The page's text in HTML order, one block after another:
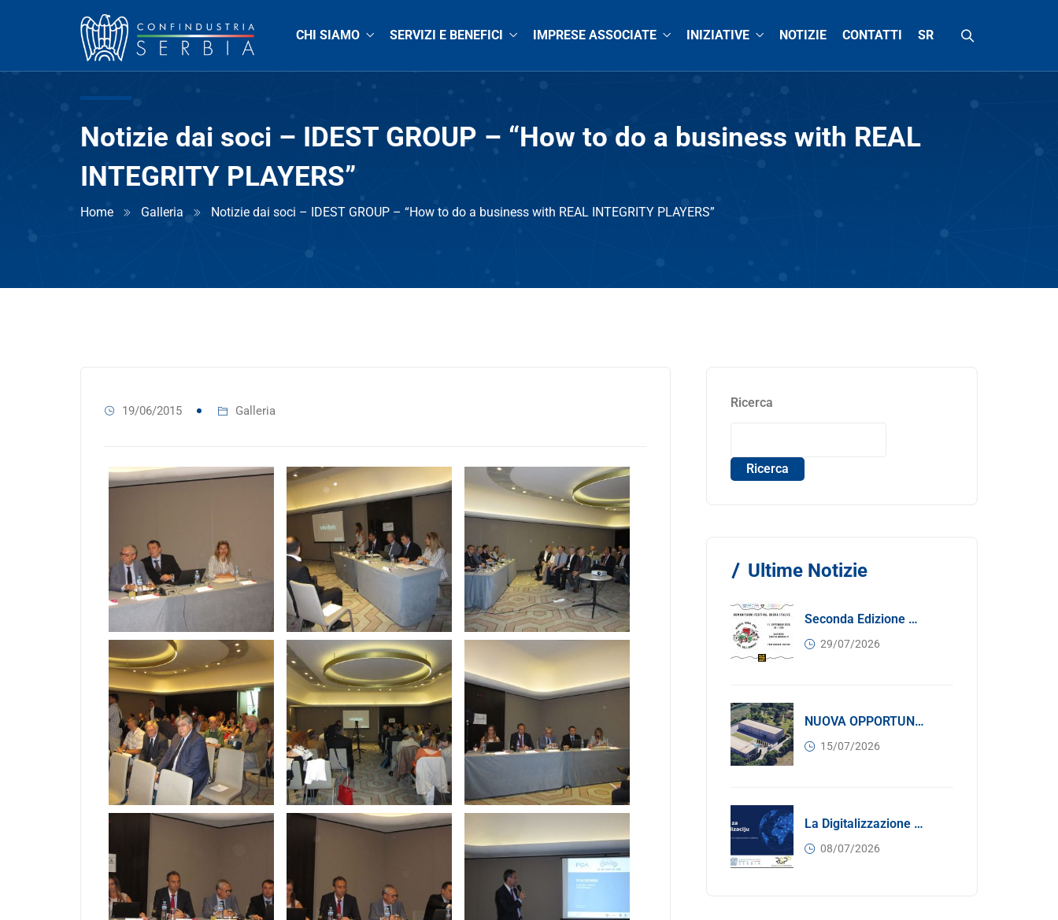
CHI SIAMO SERVIZI E BENEFICI IMPRESE ASSOCIATE INIZIATIVE NOTIZIE CONTATTI SR
Notizie dai soci – IDEST GROUP – “How to do a business with REAL
INTEGRITY PLAYERS”
Home Galleria Notizie dai soci – IDEST GROUP – “How to do a business with REAL INTEGRITY PLAYERS”
19/06/2015 Galleria
Ricerca
Ricerca
Ultime Notizie
Seconda Edizione Di MANGIA. DONA. AMA: Quando La Gastronomia Incontra La Solidarietà, 11 Settembre 2026
29/07/2026
NUOVA OPPORTUNITÀ DI BUSINESS PER I SOCI DI CONFINDUSTRIA SERBIA: Affitasi Un Moderno Capannone Industriale A Pančevo – 1.200 M² Nella Zona Industriale
15/07/2026
La Digitalizzazione Come Motore Dell’internazionalizzazione
08/07/2026